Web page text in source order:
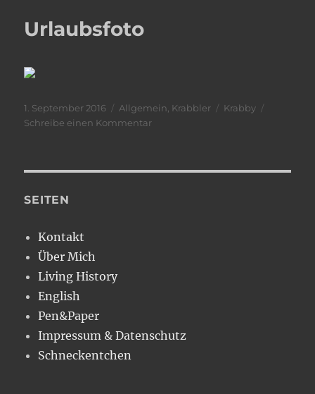
Urlaubsfoto
Veröffentlicht
am
1. September 2016 Kategorien
Allgemein, Krabbler Schlagwörter
Krabby
Schreibe einen Kommentarzu
SEITEN
Kontakt
Über Mich
Living History
English
Pen&Paper
Impressum & Datenschutz
Schneckentchen